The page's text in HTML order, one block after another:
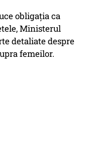
obligația ca
Ministerul
detaliate despre
femeilor.